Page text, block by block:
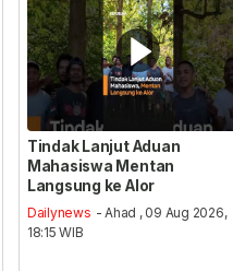
Tindak Lanjut Aduan
Mahasiswa Mentan
Langsung ke Alor
Dailynews - Ahad , 09 Aug 2026,
18:15 WIB